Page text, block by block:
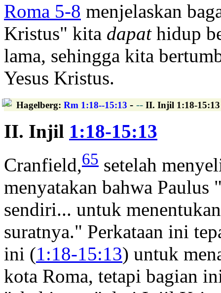
Roma 5-8 menjelaskan
Kristus" kita dapathidup
lama, sehingga kita
Yesus Kristus.
Hagelberg: Rm 1:18--15:13 - -- II. Injil 1:18-15:13
II. Injil 1:18-15:13
Cranfield,65 setelah
menyatakan bahwa
sendiri... untuk
suratnya." Perkataan ini
ini (1:18-15:13) untuk
kota Roma, tetapi bagian